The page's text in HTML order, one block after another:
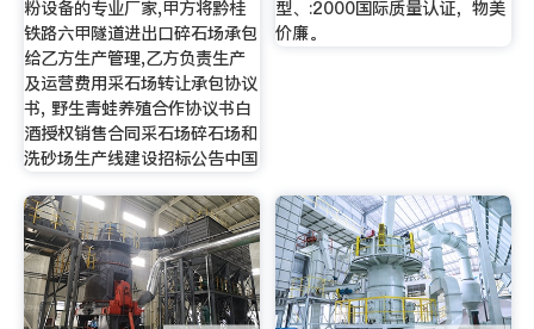
粉设备的专业厂家,甲方将黔桂
铁路六甲隧道进出口碎石场承包
给乙方生产管理,乙方负责生产
及运营费用采石场转让承包协议
书, 野生青蛙养殖合作协议书白
酒授权销售合同采石场碎石场和
洗砂场生产线建设招标公告中国
型、:2000国际质量认证，物美
价廉。